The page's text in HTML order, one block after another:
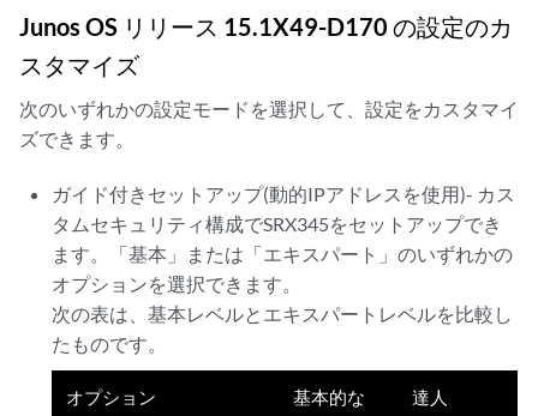
Junos OS リリース 15.1X49-D170 の設定のカ
スタマイズ
次のいずれかの設定モードを選択して、設定をカスタマイ
ズできます。
ガイド付きセットアップ(動的IPアドレスを使用)- カス
タムセキュリティ構成でSRX345をセットアップでき
ます。「基本」または「エキスパート」のいずれかの
オプションを選択できます。
次の表は、基本レベルとエキスパートレベルを比較し
たものです。
オプション 基本的な 達人